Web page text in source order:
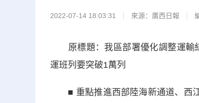
2022-07-14 18:03:31 來源： 廣西日報
原標題：我區部署優化調整運輸
運班列要突破1萬列
■ 重點推進西部陸海新通道、西江